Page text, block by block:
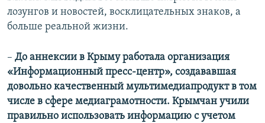
лозунгов и новостей, восклицательных знаков, а
больше реальной жизни.
– До аннексии в Крыму работала организация
«Информационный пресс-центр», создававшая
довольно качественный мультимедиапродукт в том
числе в сфере медиаграмотности. Крымчан учили
правильно использовать информацию с учетом